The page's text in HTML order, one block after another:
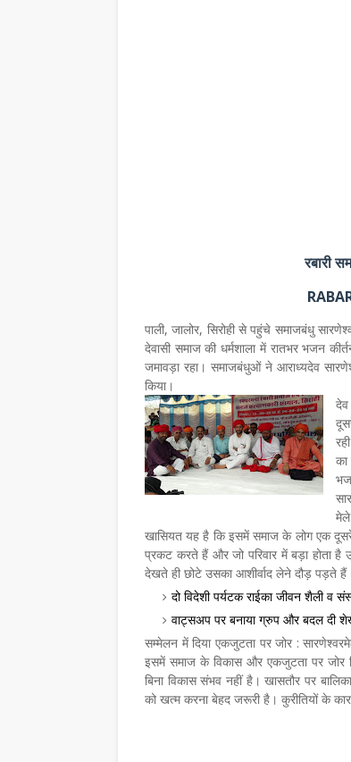
रबारी
पाली, जालोर, सिरोही से पहुंचे समाजबंधु
देवासी समाज की धर्मशाला में रातभर भजन
जमावड़ा रहा। समाजबंधुओं ने आराध्यदेव
किया।
का
खासियत यह है कि इसमें समाज के लोग एक
प्रकट करते हैं और जो परिवार में बड़ा होता
देखते ही छोटे उसका आशीर्वाद लेने दौड़ पड़ते हैं।
दो विदेशी पर्यटक राईका जीवन शैली व
वाट्सअप पर बनाया ग्रुप और बदल दी
सम्मेलन में दिया एकजुटता पर जोर :
इसमें समाज के विकास और एकजुटता पर जोर
बिना विकास संभव नहीं है। खासतौर पर
को खत्म करना बेहद जरूरी है। कुरीतियों के